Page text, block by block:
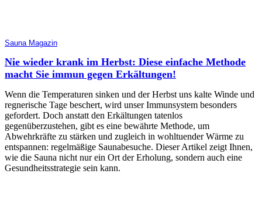
Sauna Magazin
Nie wieder krank im Herbst: Diese einfache Methode
macht Sie immun gegen Erkältungen!
Wenn die Temperaturen sinken und der Herbst uns kalte Winde und
regnerische Tage beschert, wird unser Immunsystem besonders
gefordert. Doch anstatt den Erkältungen tatenlos
gegenüberzustehen, gibt es eine bewährte Methode, um
Abwehrkräfte zu stärken und zugleich in wohltuender Wärme zu
entspannen: regelmäßige Saunabesuche. Dieser Artikel zeigt Ihnen,
wie die Sauna nicht nur ein Ort der Erholung, sondern auch eine
Gesundheitsstrategie sein kann.